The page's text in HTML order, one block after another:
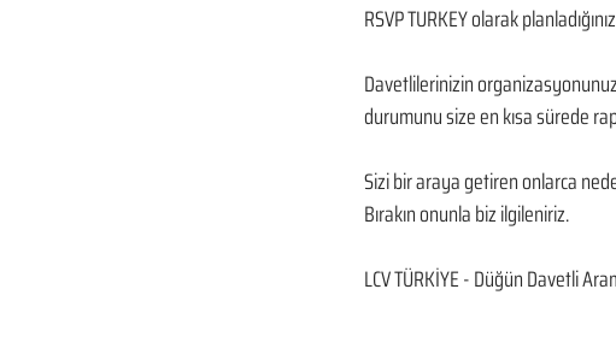
RSVP TURKEY olarak
Davetlilerinizin
durumunu size en kısa sürede
Sizi bir araya getiren onlarca
Bırakın onunla biz ilgileniriz.
LCV TÜRKİYE - Düğün Davetli